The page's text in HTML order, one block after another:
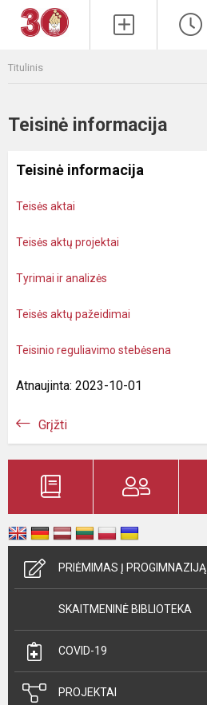
Titulinis
Teisinė informacija
Teisinė informacija
Teisės aktai
Teisės aktų projektai
Tyrimai ir analizės
Teisės aktų pažeidimai
Teisinio reguliavimo stebėsena
Atnaujinta: 2023-10-01
Grįžti
PRIĖMIMAS Į PROGIMNAZIJĄ
SKAITMENINĖ BIBLIOTEKA
COVID-19
PROJEKTAI